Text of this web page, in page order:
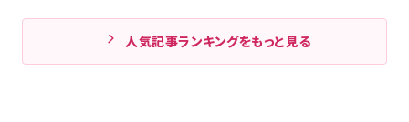
人気記事ランキングをもっと見る